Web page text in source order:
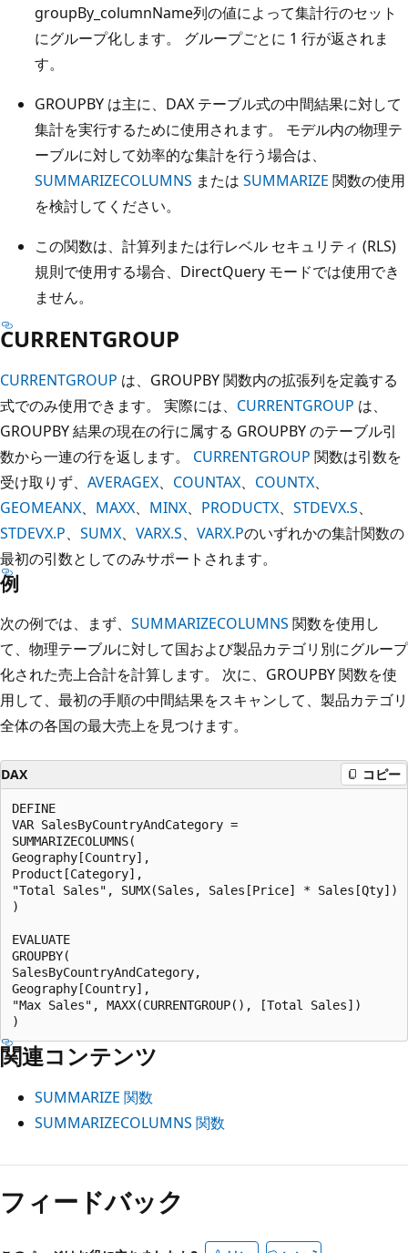
groupBy_columnName列の値によって集計行のセット
にグループ化します。 グループごとに 1 行が返されま
す。
GROUPBY は主に、DAX テーブル式の中間結果に対して
集計を実行するために使用されます。 モデル内の物理テ
ーブルに対して効率的な集計を行う場合は、
SUMMARIZECOLUMNS または SUMMARIZE 関数の使用
を検討してください。
この関数は、計算列または行レベル セキュリティ (RLS)
規則で使用する場合、DirectQuery モードでは使用でき
ません。
CURRENTGROUP
CURRENTGROUP は、GROUPBY 関数内の拡張列を定義する
式でのみ使用できます。 実際には、 CURRENTGROUP は、
GROUPBY 結果の現在の行に属する GROUPBY のテーブル引
数から一連の行を返します。 CURRENTGROUP 関数は引数を
受け取りず、 AVERAGEX、 COUNTAX、 COUNTX、
GEOMEANX、 MAXX、 MINX、 PRODUCTX、 STDEVX.S、
STDEVX.P、 SUMX、 VARX.S、 VARX.Pのいずれかの集計関数の
最初の引数としてのみサポートされます。
例
次の例では、まず、 SUMMARIZECOLUMNS 関数を使用し
て、物理テーブルに対して国および製品カテゴリ別にグループ
化された売上合計を計算します。 次に、GROUPBY 関数を使
用して、最初の手順の中間結果をスキャンして、製品カテゴリ
全体の各国の最大売上を見つけます。
DAX コピー
DEFINE
VAR SalesByCountryAndCategory =
SUMMARIZECOLUMNS(
Geography[Country],
Product[Category],
"Total Sales", SUMX(Sales, Sales[Price] * Sales[Qty])
)
EVALUATE
GROUPBY(
SalesByCountryAndCategory,
Geography[Country],
"Max Sales", MAXX(CURRENTGROUP(), [Total Sales])
関連コンテンツ
SUMMARIZE 関数
SUMMARIZECOLUMNS 関数
フィードバック